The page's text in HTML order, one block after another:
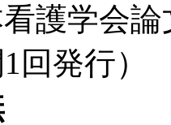
会論文
回発行）